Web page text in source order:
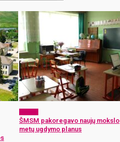
ŠMSM pakoregavo naujų mokslo
metų ugdymo planus